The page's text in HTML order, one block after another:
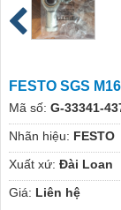
FESTO SGS
Mã số: G-33341-
Nhãn hiệu: FESTO
Xuất xứ: Đài Loan
Giá: Liên hệ